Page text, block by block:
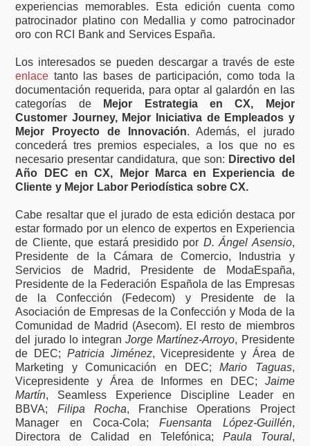
experiencias memorables. Esta edición cuenta como
patrocinador platino con Medallia y como patrocinador
oro con RCI Bank and Services España.
Los interesados se pueden descargar a través de este
enlace tanto las bases de participación, como toda la
documentación requerida, para optar al galardón en las
categorías de
Mejor Estrategia en CX, Mejor
Customer Journey, Mejor Iniciativa de Empleados y
Mejor Proyecto de Innovación. Además, el jurado
concederá tres premios especiales, a los que no es
necesario presentar candidatura, que son: Directivo del
Año DEC en CX, Mejor Marca en Experiencia de
Cliente y Mejor Labor Periodística sobre CX.
Cabe resaltar que el jurado de esta edición destaca por
estar formado por un elenco de expertos en Experiencia
de Cliente, que estará presidido por D. Ángel Asensio,
Presidente de la Cámara de Comercio, Industria y
Servicios de Madrid, Presidente de ModaEspaña,
Presidente de la Federación Española de las Empresas
de la Confección (Fedecom) y Presidente de la
Asociación de Empresas de la Confección y Moda de la
Comunidad de Madrid (Asecom). El resto de miembros
del jurado lo integranJorge Martínez-Arroyo, Presidente
de DEC; Patricia Jiménez, Vicepresidente y Área de
Marketing y Comunicación en DEC;Mario Taguas,
Vicepresidente y Área de Informes en DEC; Jaime
Martín, Seamless Experience Discipline Leader en
BBVA; Filipa Rocha, Franchise Operations Project
Manager en Coca-Cola;Fuensanta López-Guillén,
Directora de Calidad en Telefónica; Paula Toural,